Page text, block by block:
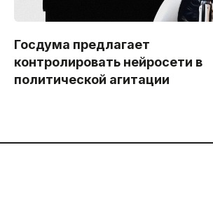
Госдума предлагает
контролировать нейросети в
политической агитации